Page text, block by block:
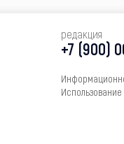
редакция
+7 (900)